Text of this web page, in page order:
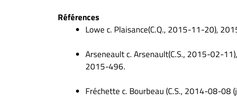
Références
Lowe c. Plaisance(C.Q., 2015-11-20),
Arseneault c. Arsenault(C.S., 2015-02-
2015-496.
Fréchette c. Bourbeau (C.S., 2014-08-08